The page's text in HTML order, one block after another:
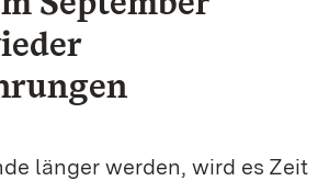
länger werden, wird es Zeit